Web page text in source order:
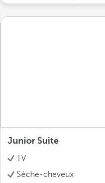
Junior Suite
TV
Sèche-cheveux